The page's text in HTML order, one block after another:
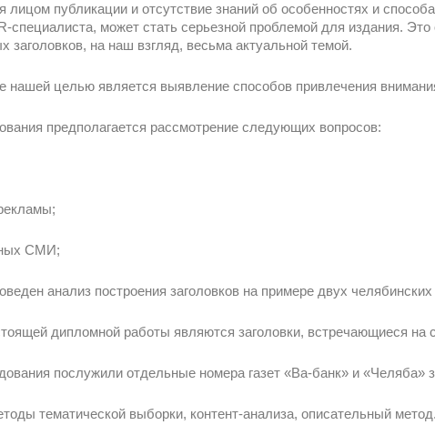
лицом публикации и отсутствие знаний об особенностях и
специалиста, может стать серьезной проблемой для издания.
заголовков, на наш взгляд, весьма актуальной темой.
нашей целью является выявление способов привлечения
предполагается рассмотрение следующих вопросов:
СМИ;
анализ построения заголовков на примере двух
дипломной работы являются заголовки, встречающиеся на
послужили отдельные номера газет «Ва-банк» и «Челяба»
тематической выборки, контент-анализа, описательный метод.